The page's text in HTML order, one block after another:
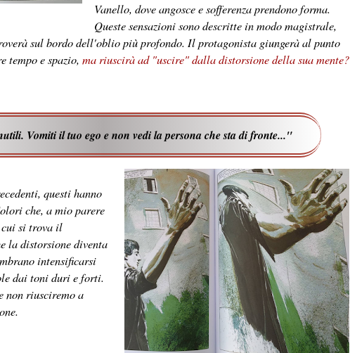
Vanello, dove angosce e sofferenza prendono forma.
Queste sensazioni sono descritte in modo magistrale,
sul bordo dell'oblio più profondo. Il protagonista giungerà al punto
tempo e spazio, ma riuscirà ad "uscire" dalla distorsione della sua mente?
Vomiti il tuo ego e non vedi la persona che sta di fronte..."
questi hanno
che, a mio parere
cui si trova il
la distorsione diventa
intensificarsi
dai toni duri e forti.
non riusciremo a